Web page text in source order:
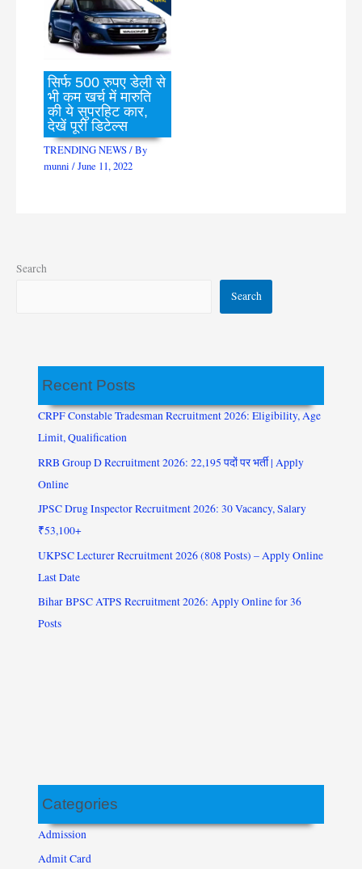
सिर्फ 500 रुपए डेली से
भी कम खर्च में मारुति
की ये सुपरहिट कार,
देखें पूरी डिटेल्स
TRENDING NEWS/ By
munni/June 11, 2022
Search
Search
Recent Posts
CRPF Constable Tradesman Recruitment 2026: Eligibility, Age
Limit, Qualification
RRB Group D Recruitment 2026: 22,195 पदों पर भर्ती | Apply
Online
JPSC Drug Inspector Recruitment 2026: 30 Vacancy, Salary
₹53,100+
UKPSC Lecturer Recruitment 2026 (808 Posts) – Apply Online
Last Date
Bihar BPSC ATPS Recruitment 2026: Apply Online for 36
Posts
Categories
Admission
Admit Card